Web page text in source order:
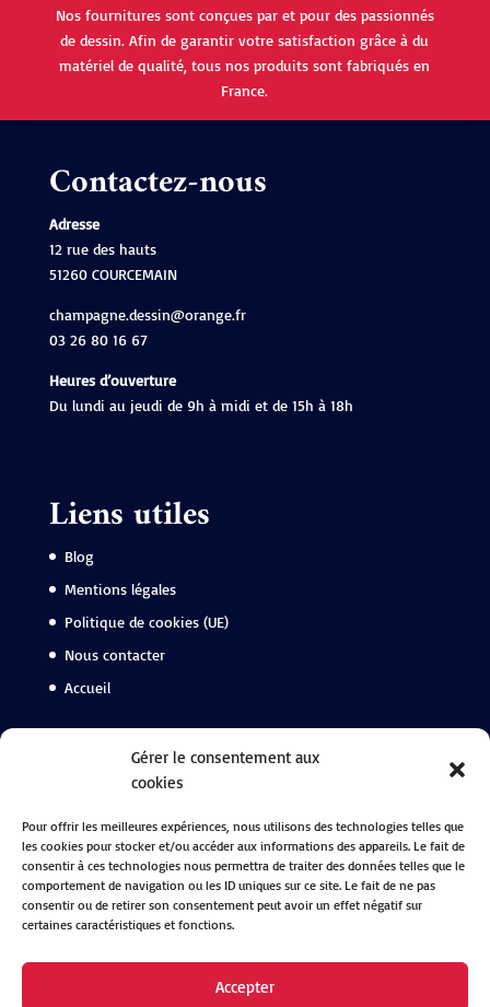
Gérer le consentement aux
cookies
Pour offrir les meilleures expériences, nous utilisons des technologies telles que
les cookies pour stocker et/ou accéder aux informations des appareils. Le fait de
consentir à ces technologies nous permettra de traiter des données telles que le
comportement de navigation ou les ID uniques sur ce site. Le fait de ne pas
consentir ou de retirer son consentement peut avoir un effet négatif sur
certaines caractéristiques et fonctions.
Accepter
Nos fournitures sont conçues par et pour des passionnés
de dessin. Afin de garantir votre satisfaction grâce à du
matériel de qualité, tous nos produits sont fabriqués en
France.
Contactez-nous
Adresse
12 rue des hauts
51260 COURCEMAIN
champagne.dessin@orange.fr
03 26 80 16 67
Heures d’ouverture
Du lundi au jeudi de 9h à midi et de 15h à 18h
Liens utiles
Blog
Mentions légales
Politique de cookies (UE)
Nous contacter
Accueil
Suivez-nous
Instagram
Linkedin